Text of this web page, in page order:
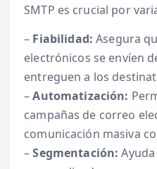
SMTP es crucial por
– Fiabilidad: Asegura
electrónicos se envíen
entreguen a los
–Automatización:
campañas de correo
comunicación masiva
–Segmentación: